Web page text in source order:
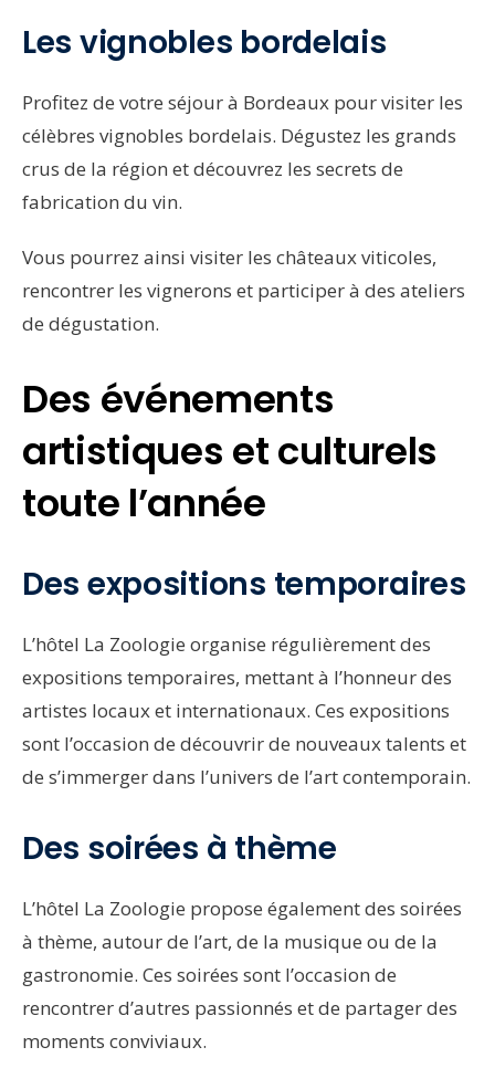
Les vignobles bordelais
Profitez de votre séjour à Bordeaux pour visiter les
célèbres vignobles bordelais. Dégustez les grands
crus de la région et découvrez les secrets de
fabrication du vin.
Vous pourrez ainsi visiter les châteaux viticoles,
rencontrer les vignerons et participer à des ateliers
de dégustation.
Des événements
artistiques et culturels
toute l’année
Des expositions temporaires
L’hôtel La Zoologie organise régulièrement des
expositions temporaires, mettant à l’honneur des
artistes locaux et internationaux. Ces expositions
sont l’occasion de découvrir de nouveaux talents et
de s’immerger dans l’univers de l’art contemporain.
Des soirées à thème
L’hôtel La Zoologie propose également des soirées
à thème, autour de l’art, de la musique ou de la
gastronomie. Ces soirées sont l’occasion de
rencontrer d’autres passionnés et de partager des
moments conviviaux.